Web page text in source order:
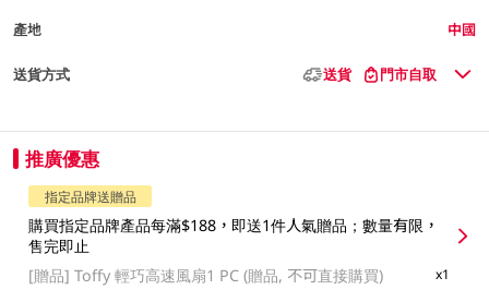
產地 中國
送貨方式 送貨 門市自取
推廣優惠
指定品牌送贈品
購買指定品牌產品每滿$188，即送1件人氣贈品；數量有限，
售完即止
[贈品]Toffy 輕巧高速風扇1 PC (贈品, 不可直接購買) x1